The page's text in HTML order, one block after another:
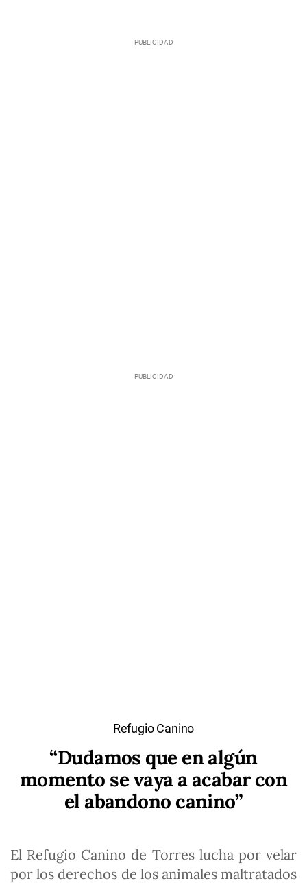
Refugio Canino
“Dudamos que en algún
momento se vaya a acabar con
el abandono canino”
El Refugio Canino de Torres lucha por velar
por los derechos de los animales maltratados